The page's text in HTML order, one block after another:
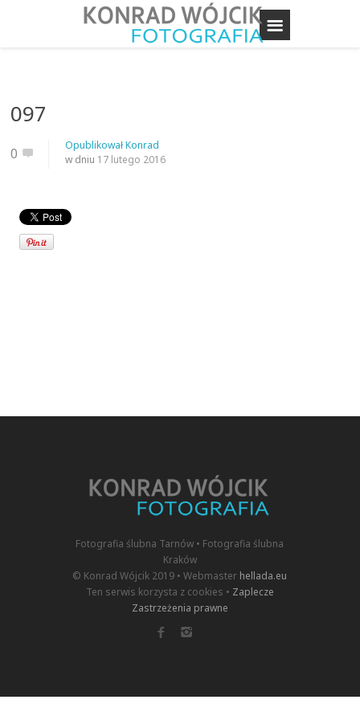
097
0 OpublikowałKonrad
w dniu 17 lutego 2016
Fotografia ślubna Tarnów • Fotografia ślubna
Kraków
© Konrad Wójcik 2019 • Webmaster hellada.eu
Ten serwis korzysta z cookies • Zaplecze
Zastrzeżenia prawne